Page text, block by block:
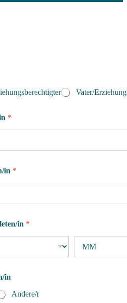
Vater/
*
in *
in *
in
Andere/r